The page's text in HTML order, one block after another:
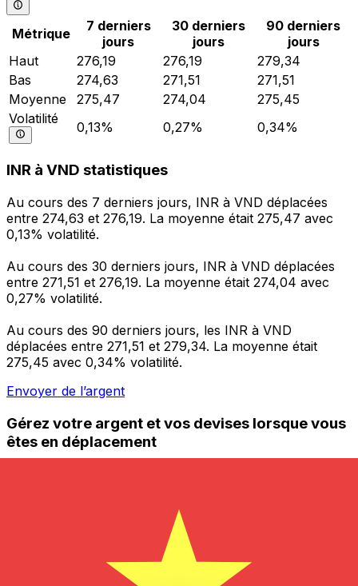
Métrique
7 derniers
jours
30 derniers
jours
90 derniers
jours
Haut
276,19 276,19
279,34
Bas
274,63 271,51
271,51
Moyenne
275,47 274,04
275,45
Volatilité
0,13% 0,27% 0,34%
INR à VND statistiques
Au cours des 7 derniers jours, INR à VND déplacées
entre 274,63 et 276,19. La moyenne était 275,47 avec
0,13% volatilité.
Au cours des 30 derniers jours, INR à VND déplacées
entre 271,51 et 276,19. La moyenne était 274,04 avec
0,27% volatilité.
Au cours des 90 derniers jours, les INR à VND
déplacées entre 271,51 et 279,34. La moyenne était
275,45 avec 0,34% volatilité.
Envoyer de l’argent
Gérez votre argent et vos devises lorsque vous
êtes en déplacement
et la gestion de vos devises. Convertissez des devises,
programmez des alertes de taux et transférez de
l'argent à l'étranger sans frais cachés. Téléchargez
l'application dès aujourd'hui !